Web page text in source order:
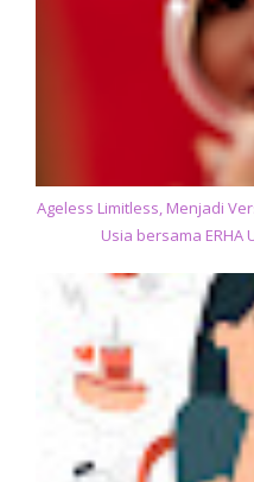
Ageless Limitless, Menjadi
Usia bersama ERHA